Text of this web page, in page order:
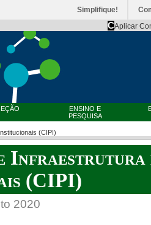
Simplifique!
CAplicar
ENSINO E
PESQUISA
(CIPI)
(CIPI)
2020